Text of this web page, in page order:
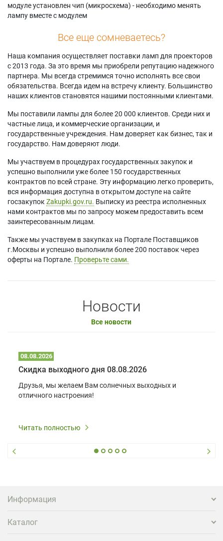
модуле установлен чип (микросхема) - необходимо менять
лампу вместе с модулем
Все еще сомневаетесь?
Наша компания осуществляет поставки ламп для проекторов
с 2013 года. За это время мы приобрели репутацию надежного
партнера. Мы всегда стремимся точно исполнять все свои
обязательства. Всегда идем на встречу клиенту. Большинство
наших клиентов становятся нашими постоянными клиентами.
Мы поставили лампы для более 20 000 клиентов. Среди них и
частные лица, и коммерческие организации, и
государственные учреждения. Нам доверяет как бизнес, так и
государство. Нам доверяют люди.
Мы участвуем в процедурах государственных закупок и
успешно выполнили уже более 150 государственных
контрактов по всей стране. Эту информацию легко проверить,
вся информация доступна в открытом доступе на сайте
госзакупок Zakupki.gov.ru. Выписку из реестра исполненных
нами контрактов мы по запросу можем предоставить всем
заинтересованным лицам.
Также мы участвуем в закупках на Портале Поставщиков
г.Москвы и успешно выполнили более 200 поставок через
оферты на Портале. Проверьте сами.
Новости
Все новости
08.08.2026
Скидка выходного дня 08.08.2026
Друзья, мы желаем Вам солнечных выходных и
отличного настроения!
Читать полностью
Информация
Каталог